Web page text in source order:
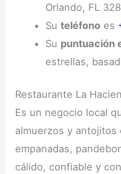
Orlando, FL
Su teléfonoes
Su puntuación
estrellas,
Restaurante La
Es un negocio local
almuerzos y antojitos
empanadas,
cálido, confiable y